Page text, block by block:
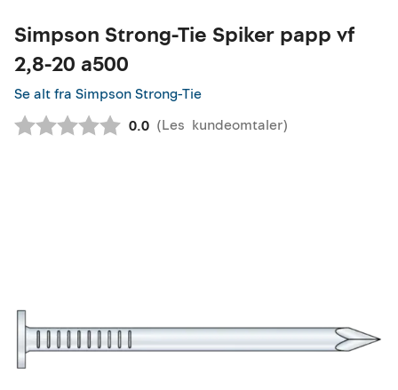
Simpson Strong-Tie Spiker papp vf
2,8-20 a500
Se alt fra Simpson Strong-Tie
Gjennomsnittskarakter:
0.0 (Les kundeomtaler)